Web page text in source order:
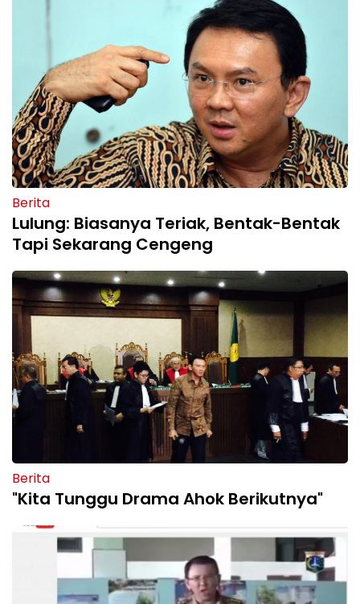
Berita
Lulung: Biasanya Teriak, Bentak-Bentak
Tapi Sekarang Cengeng
Berita
"Kita Tunggu Drama Ahok Berikutnya"